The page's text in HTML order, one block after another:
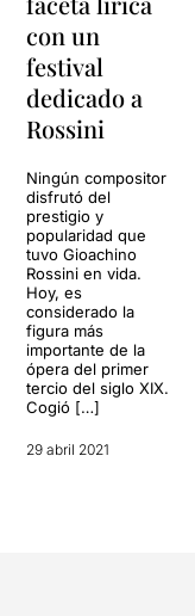
con un
festival
dedicado a
Rossini
Ningún compositor
disfrutó del
prestigio y
popularidad que
tuvo Gioachino
Rossini en vida.
Hoy, es
considerado la
figura más
importante de la
ópera del primer
tercio del siglo XIX.
Cogió […]
29 abril 2021